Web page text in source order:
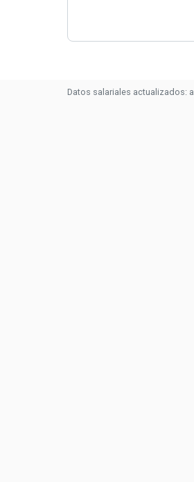
Datos salariales actualizados: